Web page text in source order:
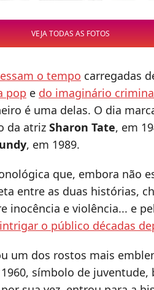
VEJA TODAS AS FOTOS
o tempo carregadas
pop e do imaginário
é uma delas. O dia
da atriz Sharon Tate, em
, em 1989.
que, embora não
entre as duas histórias,
inocência e violência... e
o público décadas
um dos rostos mais
símbolo de juventude,